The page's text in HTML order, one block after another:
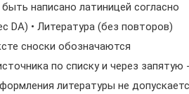
написано латиницей согласно
DA) • Литература (без повторов)
сноски обозначаются
по списку и через запятую -
литературы не